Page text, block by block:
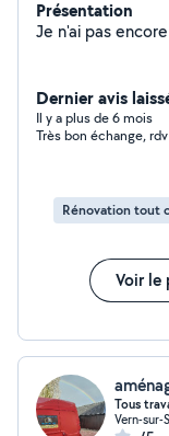
Présentation
Dernier avis
Il y a plus de 6 mois
Très bon échange,
Rénovation tout
Voir le
Tous
Vern-sur-